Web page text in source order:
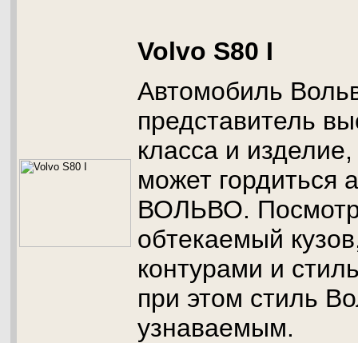
Volvo S80 I
Автомобиль
представитель
класса и
может гордиться
ВОЛЬВО.
обтекаемый
контурами и
при этом стиль
узнаваемым.